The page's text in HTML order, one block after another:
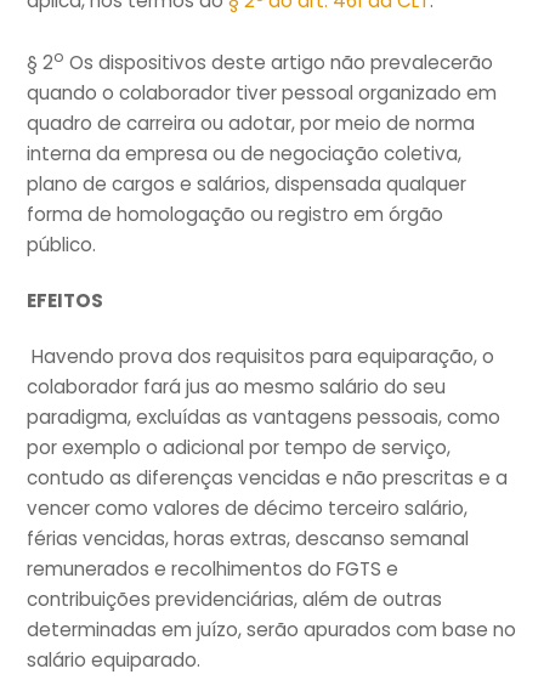
§ 2o Os dispositivos deste artigo não prevalecerão
quando o colaborador tiver pessoal organizado em
quadro de carreira ou adotar, por meio de norma
interna da empresa ou de negociação coletiva,
plano de cargos e salários, dispensada qualquer
forma de homologação ou registro em órgão
público.
EFEITOS
Havendo prova dos requisitos para equiparação, o
colaborador fará jus ao mesmo salário do seu
paradigma, excluídas as vantagens pessoais, como
por exemplo o adicional por tempo de serviço,
contudo as diferenças vencidas e não prescritas e a
vencer como valores de décimo terceiro salário,
férias vencidas, horas extras, descanso semanal
remunerados e recolhimentos do FGTS e
contribuições previdenciárias, além de outras
determinadas em juízo, serão apurados com base no
salário equiparado.